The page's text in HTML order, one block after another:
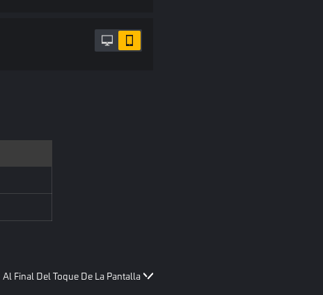
Al Final Del Toque De La Pantalla